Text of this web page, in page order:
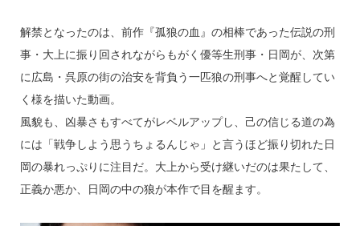
k
解禁となったのは、前作『孤狼の血』の相棒であった伝説の刑
事・大上に振り回されながらもがく優等生刑事・日岡が、次第
に広島・呉原の街の治安を背負う一匹狼の刑事へと覚醒してい
く様を描いた動画。
風貌も、凶暴さもすべてがレベルアップし、己の信じる道の為
には「戦争しよう思うちょるんじゃ」と言うほど振り切れた日
岡の暴れっぷりに注目だ。大上から受け継いだのは果たして、
正義か悪か、日岡の中の狼が本作で目を醒ます。